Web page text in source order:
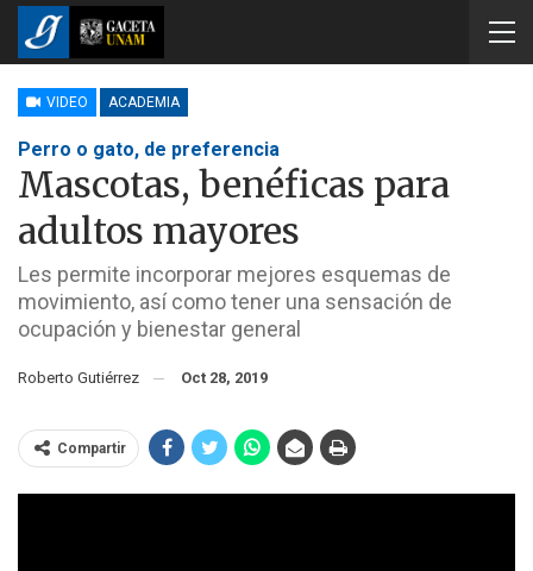
VIDEO ACADEMIA
Perro o gato, de preferencia
Mascotas, benéficas para
adultos mayores
Les permite incorporar mejores esquemas de
movimiento, así como tener una sensación de
ocupación y bienestar general
Roberto Gutiérrez Oct 28, 2019
Compartir